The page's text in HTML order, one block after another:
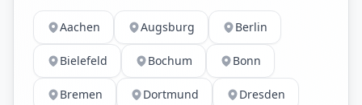
Aachen Augsburg Berlin
Bielefeld Bochum Bonn
Bremen Dortmund Dresden